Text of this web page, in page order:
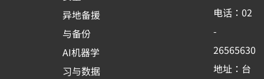
异地备援
与备份
AI机器学
习与数据
o
o
k
-
b
e
d
i
n
电话：02
-
26565630
地址：台